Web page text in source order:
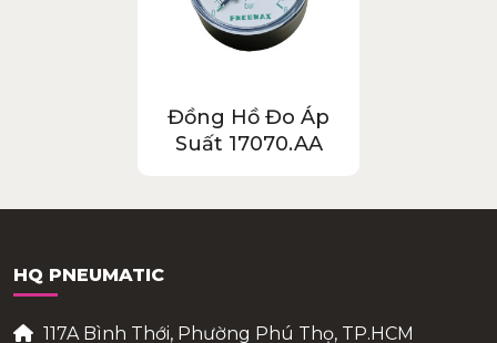
Đồng Hồ Đo Áp
Suất 17070.AA
HQ PNEUMATIC
117A Bình Thới, Phường Phú Thọ, TP.HCM